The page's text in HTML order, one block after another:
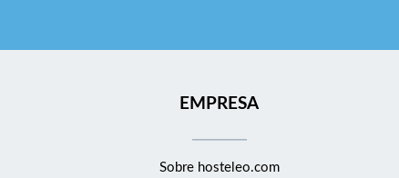
EMPRESA
Sobre hosteleo.com